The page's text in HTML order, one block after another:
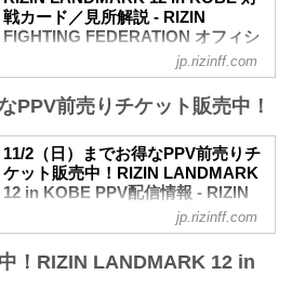
チケットは完売いたしました。
RIZIN LANDMARK 12 in KOBEのご観戦
ブ配信でお楽しみください。
RIZIN LANDMARK 12 in KOBE 大会概要
開催日時
2025年11月3日（月・祝）11:00開場／
13:00開始
※オープニングファイトは11:30開始予定
会場
阪急「神戸三宮駅」：徒歩 約18分
阪神「神戸三宮駅」：徒歩 約17分
戦カード／見所解説 - RIZIN
FIGHTING FEDERATION オフィシ
戦カードの見所を紹介！選手のバッグボ
ば、試合観戦がもっと楽しくなる！観戦
前に是非チェックしておこう！
※見所解説は随時更新いたします。
第14試合／秋元強真 vs. 萩原京平
RIZIN MMAルール：5分 3R（66.0kg）
秋元強真 vs. 萩原京平
jp.rizinff.com
PPV前売りチケット販売中！
11/2（日）までお得なPPV前売りチ
ケット販売中！RIZIN LANDMARK
12 in KOBE PPV配信情報 - RIZIN
FIGHTING FEDERATION オフィシ
ャルサイト
RIZIN LANDMARK 12 in KOBEのPPV配
jp.rizinff.com
！RIZIN LANDMARK 12 in